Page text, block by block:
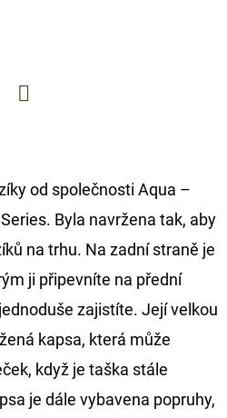
od společnosti Aqua –
Byla navržena tak, aby
na trhu. Na zadní straně je
ji připevníte na přední
zajistíte. Její velkou
kapsa, která může
když je taška stále
je dále vybavena popruhy,